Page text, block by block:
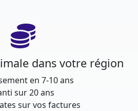
dans votre région
en 7-10 ans
sur 20 ans
sur vos factures